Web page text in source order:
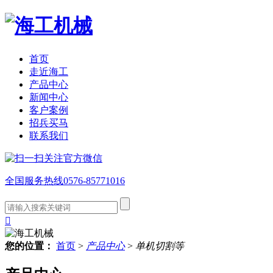
首页
走近海工
产品中心
新闻中心
客户案例
招兵买马
联系我们
全国服务热线0576-85771016

您的位置： 首页 > 产品中心> 单机切割等